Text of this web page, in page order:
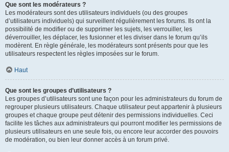
Que sont les modérateurs ?
Les modérateurs sont des utilisateurs individuels (ou des groupes
d’utilisateurs individuels) qui surveillent régulièrement les forums. Ils ont la
possibilité de modifier ou de supprimer les sujets, les verrouiller, les
déverrouiller, les déplacer, les fusionner et les diviser dans le forum qu’ils
modèrent. En règle générale, les modérateurs sont présents pour que les
utilisateurs respectent les règles imposées sur le forum.
Haut
Que sont les groupes d’utilisateurs ?
Les groupes d’utilisateurs sont une façon pour les administrateurs du forum de
regrouper plusieurs utilisateurs. Chaque utilisateur peut appartenir à plusieurs
groupes et chaque groupe peut détenir des permissions individuelles. Ceci
facilite les tâches aux administrateurs qui pourront modifier les permissions de
plusieurs utilisateurs en une seule fois, ou encore leur accorder des pouvoirs
de modération, ou bien leur donner accès à un forum privé.